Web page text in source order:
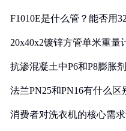
F1010E是什么管？能否用
20x40x2镀锌方管单米重量
抗渗混凝土中P6和P8膨胀
法兰PN25和PN16有什么区
消费者对洗衣机的核心需